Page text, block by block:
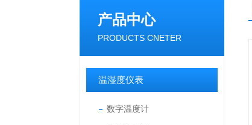
产品中心
PRODUCTS CNETER
温湿度仪表
数字温度计